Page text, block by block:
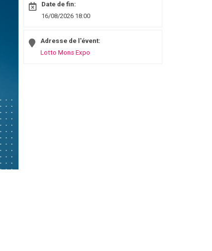
Date de fin:
16/08/2026 18:00
Adresse de l'évent:
Lotto Mons Expo